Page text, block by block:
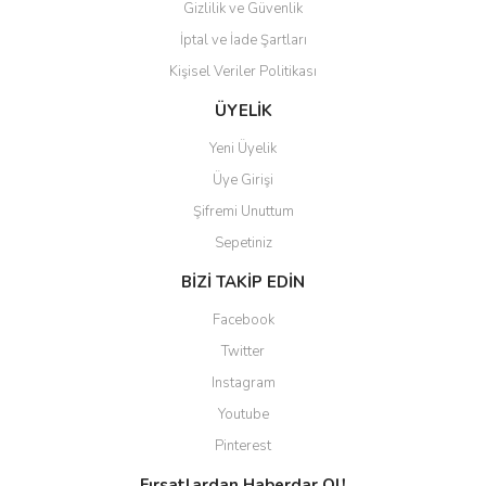
Gönder
Gizlilik ve Güvenlik
İptal ve İade Şartları
Kişisel Veriler Politikası
ÜYELİK
Yeni Üyelik
Üye Girişi
Şifremi Unuttum
Sepetiniz
BİZİ TAKİP EDİN
Facebook
Twitter
Instagram
Youtube
Pinterest